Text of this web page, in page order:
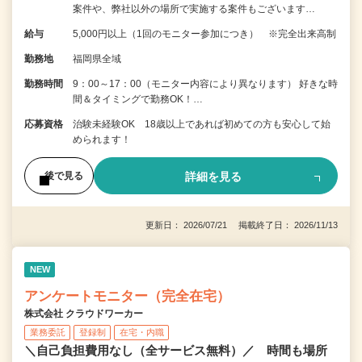
案件や、弊社以外の場所で実施する案件もございます…
給与 5,000円以上（1回のモニター参加につき） ※完全出来高制
勤務地 福岡県全域
勤務時間
9：00～17：00（モニター内容により異なります） 好きな時
間＆タイミングで勤務OK！…
応募資格
治験未経験OK 18歳以上であれば初めての方も安心して始
められます！
後で見る 詳細を見る
更新日： 2026/07/21 掲載終了日： 2026/11/13
NEW
アンケートモニター（完全在宅）
株式会社 クラウドワーカー
業務委託 登録制 在宅・内職
＼自己負担費用なし（全サービス無料）／ 時間も場所